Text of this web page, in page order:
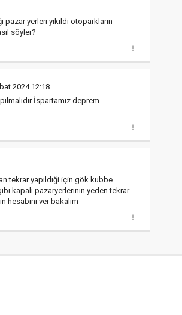
yerleri yıkıldı otoparkların
söyler?
2024 12:18
İspartamız deprem
tekrar yapıldıği için gök kubbe
kapalı pazaryerlerinin yeden tekrar
hesabını ver bakalım